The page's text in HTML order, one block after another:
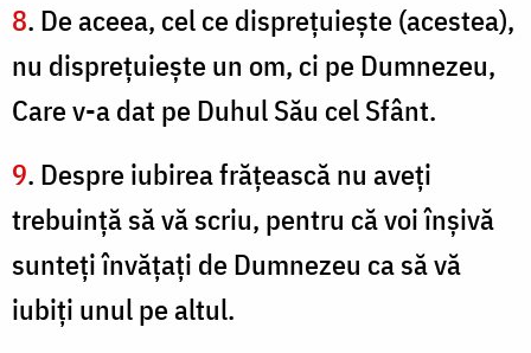
8. De aceea, cel ce dispreţuieşte (acestea),
nu dispreţuieşte un om, ci pe Dumnezeu,
Care v-a dat pe Duhul Său cel Sfânt.
9. Despre iubirea frăţească nu aveţi
trebuinţă să vă scriu, pentru că voi înşivă
sunteţi învăţaţi de Dumnezeu ca să vă
iubiţi unul pe altul.